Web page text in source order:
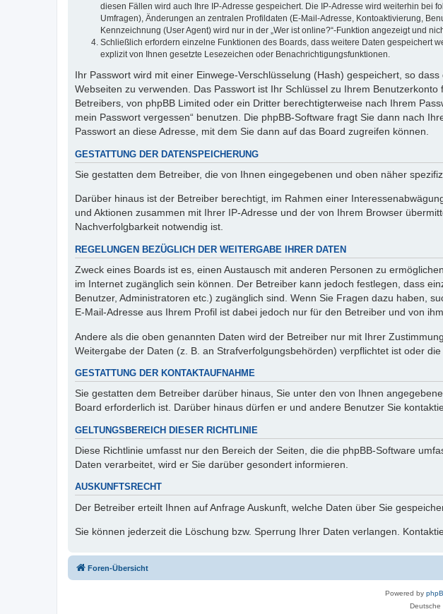
diesen Fällen wird auch Ihre IP-Adresse gespeichert. Die IP-Adresse wird weiterhin bei
Umfragen), Änderungen an zentralen Profildaten (E-Mail-Adresse, Kontoaktivierung,
Kennzeichnung (User Agent) wird nur in der „Wer ist online?“-Funktion angezeigt und
Schließlich erfordern einzelne Funktionen des Boards, dass weitere Daten gespeichert
explizit von Ihnen gesetzte Lesezeichen oder Benachrichtigungsfunktionen.
Ihr Passwort wird mit einer Einwege-Verschlüsselung (Hash) gespeichert, so
Webseiten zu verwenden. Das Passwort ist Ihr Schlüssel zu Ihrem
Betreibers, von phpBB Limited oder ein Dritter berechtigterweise nach Ihrem
mein Passwort vergessen“ benutzen. Die phpBB-Software fragt Sie dann nach
Passwort an diese Adresse, mit dem Sie dann auf das Board zugreifen können.
GESTATTUNG DER DATENSPEICHERUNG
Sie gestatten dem Betreiber, die von Ihnen eingegebenen und oben näher
Darüber hinaus ist der Betreiber berechtigt, im Rahmen einer
und Aktionen zusammen mit Ihrer IP-Adresse und der von Ihrem Browser
Nachverfolgbarkeit notwendig ist.
REGELUNGEN BEZÜGLICH DER WEITERGABE IHRER DATEN
Zweck eines Boards ist es, einen Austausch mit anderen Personen zu
im Internet zugänglich sein können. Der Betreiber kann jedoch festlegen, dass
Benutzer, Administratoren etc.) zugänglich sind. Wenn Sie Fragen dazu haben,
E-Mail-Adresse aus Ihrem Profil ist dabei jedoch nur für den Betreiber und von
Andere als die oben genannten Daten wird der Betreiber nur mit Ihrer
Weitergabe der Daten (z. B. an Strafverfolgungsbehörden) verpflichtet ist oder
GESTATTUNG DER KONTAKTAUFNAHME
Sie gestatten dem Betreiber darüber hinaus, Sie unter den von Ihnen
Board erforderlich ist. Darüber hinaus dürfen er und andere Benutzer Sie
GELTUNGSBEREICH DIESER RICHTLINIE
Diese Richtlinie umfasst nur den Bereich der Seiten, die die phpBB-Software
Daten verarbeitet, wird er Sie darüber gesondert informieren.
AUSKUNFTSRECHT
Der Betreiber erteilt Ihnen auf Anfrage Auskunft, welche Daten über Sie
Sie können jederzeit die Löschung bzw. Sperrung Ihrer Daten verlangen.
Foren-Übersicht
Powered by
Deutsche